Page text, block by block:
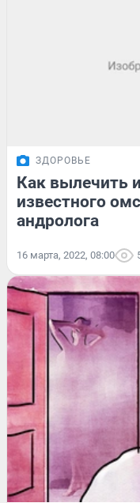
ЗДОРОВЬЕ
Как вылечить
известного
андролога
16 марта, 2022, 08:00